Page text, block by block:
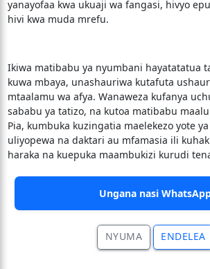
yanayofaa kwa ukuaji wa fangasi, hivyo
hivi kwa muda mrefu.
Ikiwa matibabu ya nyumbani hayatatatua
kuwa mbaya, unashauriwa kutafuta
mtaalamu wa afya. Wanaweza kufanya
sababu ya tatizo, na kutoa matibabu
Pia, kumbuka kuzingatia maelekezo yote
uliyopewa na daktari au mfamasia ili
haraka na kuepuka maambukizi kurudi
Ungana nasi
NYUMA ENDELEA